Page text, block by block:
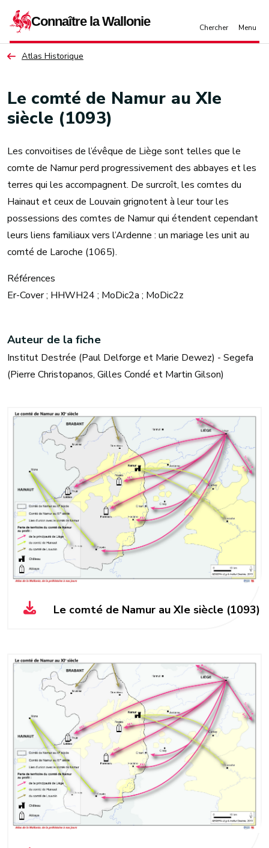
Atlas Historique
Le comté de Namur au XIe
siècle (1093)
Les convoitises de l’évêque de Liège sont telles que le
comte de Namur perd progressivement des abbayes et les
terres qui les accompagnent. De surcroît, les comtes du
Hainaut et ceux de Louvain grignotent à leur tour les
possessions des comtes de Namur qui étendent cependant
leurs liens familiaux vers l’Ardenne : un mariage les unit au
comté de Laroche (1065).
Références
Er-Cover ; HHWH24 ; MoDic2a ; MoDic2z
Auteur de la fiche
Institut Destrée (Paul Delforge et Marie Dewez) - Segefa
(Pierre Christopanos, Gilles Condé et Martin Gilson)
Le comté de Namur au XIe siècle (1093)